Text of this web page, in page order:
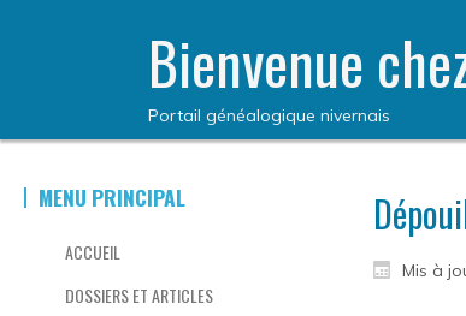
Bienvenue
Portail généalogique nivernais
MENU PRINCIPAL
ACCUEIL
DOSSIERS ET ARTICLES
Mis à